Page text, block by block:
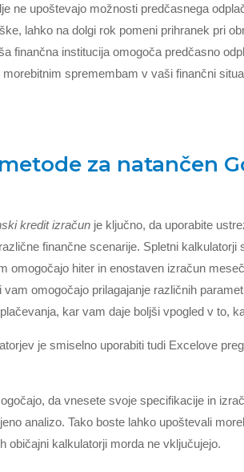
ne upoštevajo možnosti predčasnega
lahko na dolgi rok pomeni prihranek pri
finančna institucija omogoča predčasno
morebitnim spremembam v vaši finančni
za natančen
kredit izračun je ključno, da uporabite
finančne scenarije. Spletni kalkulatorji
omogočajo hiter in enostaven izračun
vam omogočajo prilagajanje različnih
kar vam daje boljši vpogled v to,
je smiselno uporabiti tudi Excelove
da vnesete svoje specifikacije in
analizo. Tako boste lahko upoštevali
običajni kalkulatorji morda ne vključujejo.